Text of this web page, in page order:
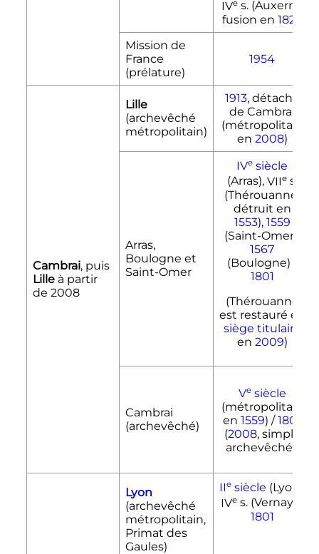
IVes. (Auxerre)
fusion en1823
Mission de
France
(prélature)
1954
Cambrai, puis
Lilleà partir
de 2008
Lille
(archevêché
métropolitain)
1913, détaché
de Cambrai
(métropolitain
en 2008)
Arras,
Boulogne et
Saint-Omer
IVe siècle
(Arras), VIIes.
(Thérouanne,
détruit en
1553), 1559
(Saint-Omer),
1567
(Boulogne) /
1801
(Thérouanne
est restauré en
siège titulaire
en 2009)
Cambrai
(archevêché)
Vesiècle
(métropolitain
en1559) /1801
(2008, simple
archevêché).
Lyon
(archevêché
métropolitain,
Primat des
Gaules)
IIesiècle (Lyon),
IVe s. (Vernay) /
1801